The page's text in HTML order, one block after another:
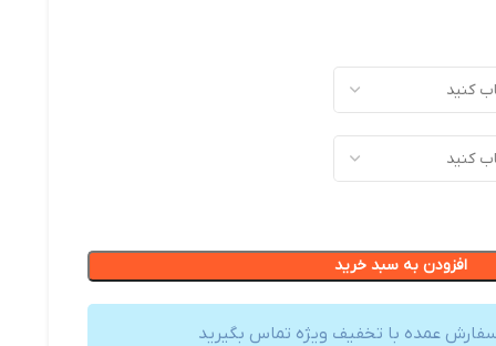
افزودن به سبد خرید
عمده با تخفیف ویژه تماس بگیرید